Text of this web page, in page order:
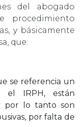
del abogado
procedimiento
y básicamente
que:
se referencia un
el IRPH, están
por lo tanto son
por falta de